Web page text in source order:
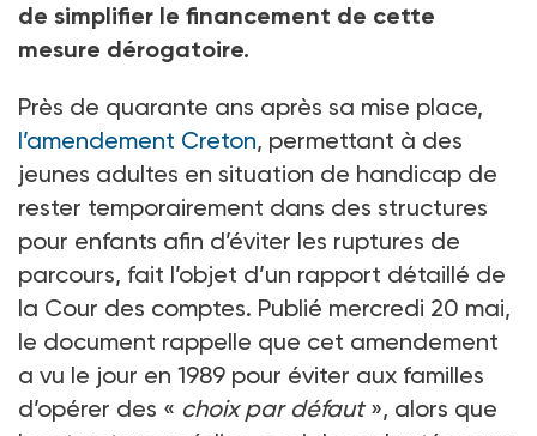
de simplifier le financement de cette
mesure dérogatoire.
Près de quarante ans après sa mise place,
l’amendement Creton, permettant à des
jeunes adultes en situation de handicap de
rester temporairement dans des structures
pour enfants afin d’éviter les ruptures de
parcours, fait l’objet d’un rapport détaillé de
la Cour des comptes. Publié mercredi 20 mai,
le document rappelle que cet amendement
a vu le jour en 1989 pour éviter aux familles
d’opérer des « choix par défaut », alors que